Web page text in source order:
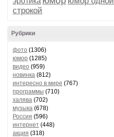
строкой
Рубрики
фото (1306)
юмор (1285)
видео (959)
новинка (812)
интересно в мире (767)
программы (710)
халява (702)
музыка (678)
Россия (596)
интернет (448)
акция (318)